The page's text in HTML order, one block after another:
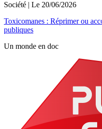
Société | Le 20/06/2026
Toxicomanes : Réprimer ou
publiques
Un monde en doc